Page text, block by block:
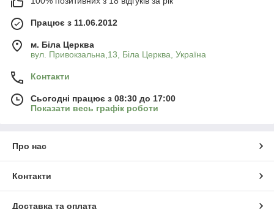
Працює з 11.06.2012
м. Біла Церква
вул. Привокзальна,13, Біла Церква, Україна
Контакти
Сьогодні працює з 08:30 до 17:00
Показати весь графік роботи
Про нас
Контакти
Доставка та оплата